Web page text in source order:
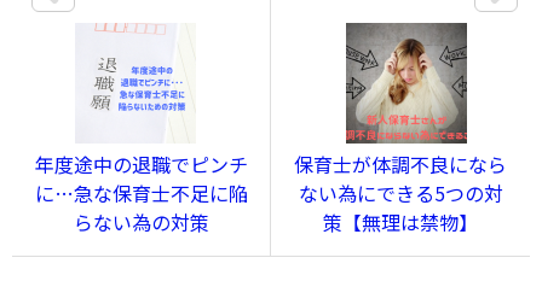
年度途中の退職でピンチ
に…急な保育士不足に陥
らない為の対策
保育士が体調不良になら
ない為にできる5つの対
策【無理は禁物】